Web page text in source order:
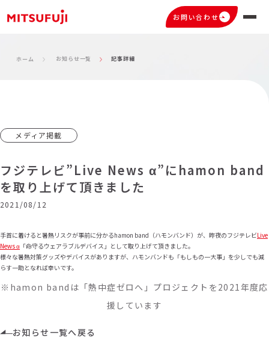
お問い合わせ
ホーム お知らせ一覧 記事詳細
メディア掲載
フジテレビ”Live News α”にhamon band
を取り上げて頂きました
2021/08/12
手首に着けると暑熱リスクが事前に分かるhamon band（ハモンバンド）が、昨夜のフジテレビLive
News α 「命守るウェアラブルデバイス」として取り上げて頂きました。
様々な暑熱対策グッズやデバイスがありますが、ハモンバンドも「もしもの一大事」を少しでも減
らす一助となれば幸いです。
※hamon bandは「熱中症ゼロへ」プロジェクトを2021年度応
援しています
お知らせ一覧へ戻る